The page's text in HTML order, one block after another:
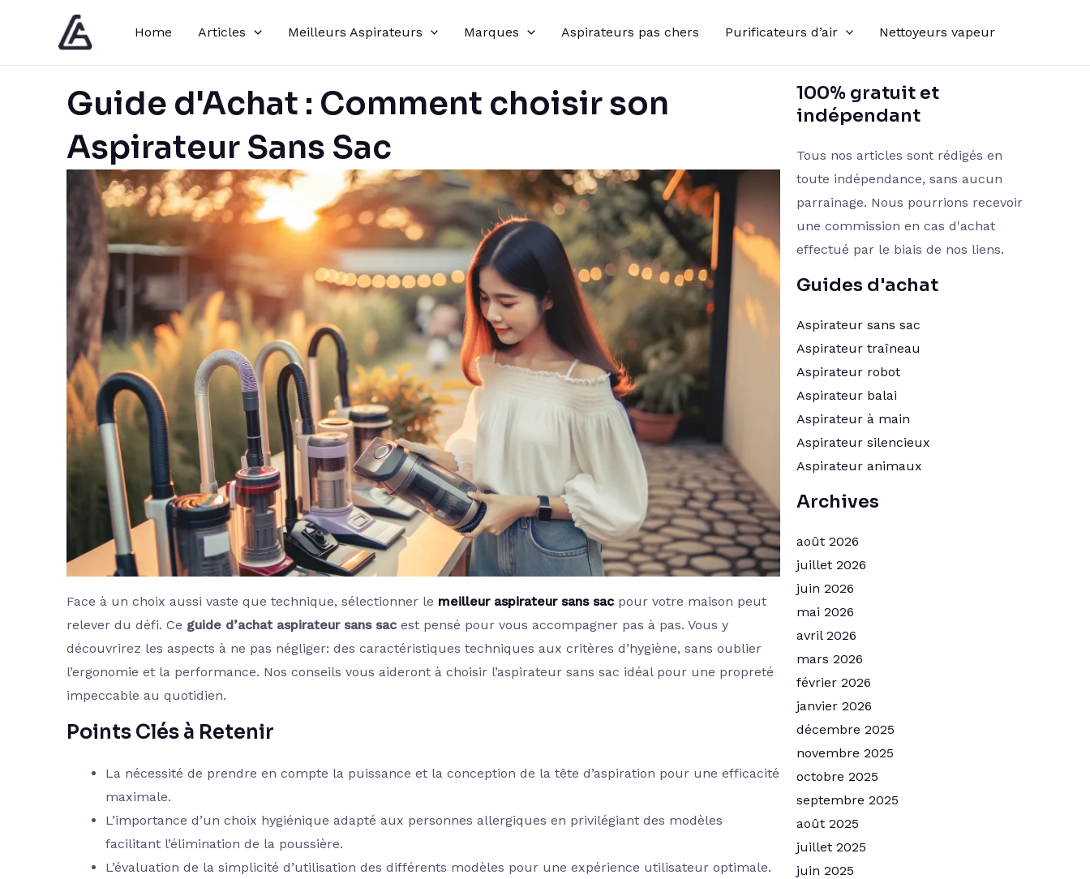
Home Articles Meilleurs Aspirateurs Marques Aspirateurs pas chers Purificateurs d’air Nettoyeurs vapeur
Guide d'Achat : Comment choisir son
Aspirateur Sans Sac
Face à un choix aussi vaste que technique, sélectionner le meilleur aspirateur sans sac pour votre maison peut
relever du défi. Ce guide d’achat aspirateur sans sac est pensé pour vous accompagner pas à pas. Vous y
découvrirez les aspects à ne pas négliger: des caractéristiques techniques aux critères d’hygiène, sans oublier
l’ergonomie et la performance. Nos conseils vous aideront à choisir l’aspirateur sans sac idéal pour une propreté
impeccable au quotidien.
Points Clés à Retenir
La nécessité de prendre en compte la puissance et la conception de la tête d’aspiration pour une efficacité
maximale.
L’importance d’un choix hygiénique adapté aux personnes allergiques en privilégiant des modèles
facilitant l’élimination de la poussière.
L’évaluation de la simplicité d’utilisation des différents modèles pour une expérience utilisateur optimale.
100% gratuit et
indépendant
Tous nos articles sont rédigés en
toute indépendance, sans aucun
parrainage. Nous pourrions recevoir
une commission en cas d'achat
effectué par le biais de nos liens.
Guides d'achat
Aspirateur sans sac
Aspirateur traîneau
Aspirateur robot
Aspirateur balai
Aspirateur à main
Aspirateur silencieux
Aspirateur animaux
Archives
août 2026
juillet 2026
juin 2026
mai 2026
avril 2026
mars 2026
février 2026
janvier 2026
décembre 2025
novembre 2025
octobre 2025
septembre 2025
août 2025
juillet 2025
juin 2025